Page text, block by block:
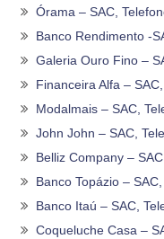
Órama – SAC,
Banco Rendimento -
Galeria Ouro Fino –
Financeira Alfa –
Modalmais – SAC,
John John – SAC,
Belliz Company –
Banco Topázio –
Banco Itaú – SAC,
Coqueluche Casa –